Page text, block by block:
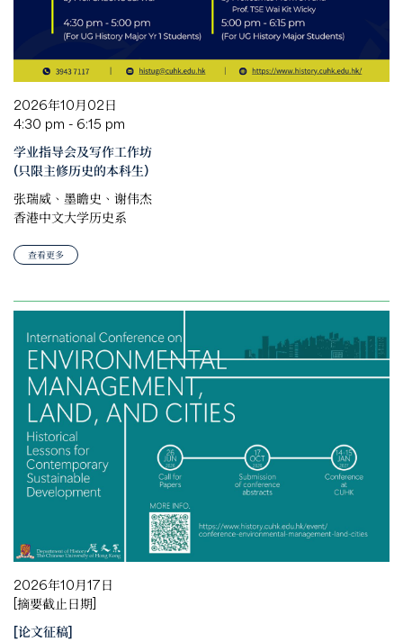
2026年10月02日
4:30 pm - 6:15 pm
学业指导会及写作工作坊
(只限主修历史的本科生)
张瑞威、墨瞻史、谢伟杰
香港中文大学历史系
查看更多
2026年10月17日
[摘要截止日期]
[论文征稿]